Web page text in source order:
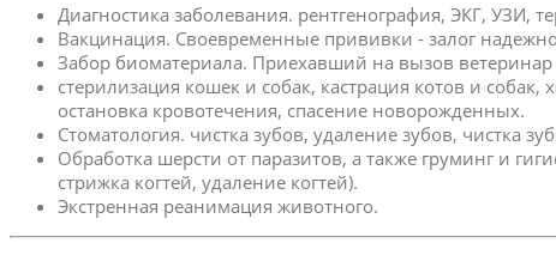
Диагностика заболевания. рентгенография, ЭКГ, УЗИ,
Вакцинация. Своевременные прививки - залог
Забор биоматериала. Приехавший на вызов ветеринар
стерилизация кошек и собак, кастрация котов и
остановка кровотечения, спасение новорожденных.
Стоматология. чистка зубов, удаление зубов, чистка
Обработка шерсти от паразитов, а также груминг и
стрижка когтей, удаление когтей).
Экстренная реанимация животного.